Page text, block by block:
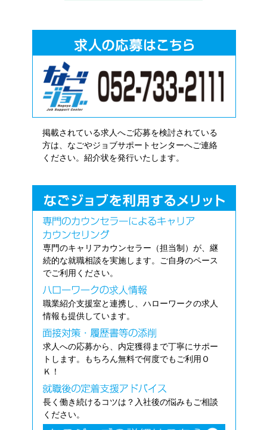
掲載されている求人へご応募を検討されている
方は、なごやジョブサポートセンターへご連絡
ください。紹介状を発行いたします。
専門のキャリアカウンセラー（担当制）が、継
続的な就職相談を実施します。ご自身のペース
でご利用ください。
職業紹介支援室と連携し、ハローワークの求人
情報も提供しています。
求人への応募から、内定獲得まで丁寧にサポー
トします。もちろん無料で何度でもご利用Ｏ
Ｋ！
長く働き続けるコツは？入社後の悩みもご相談
ください。